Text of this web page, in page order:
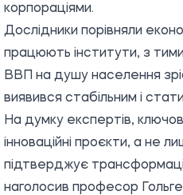
корпораціями.
Дослідники порівняли
працюють інститути, з
ВВП на душу населення
виявився стабільним і
На думку експертів,
інноваційні проєкти, а не
підтверджує
наголосив професор